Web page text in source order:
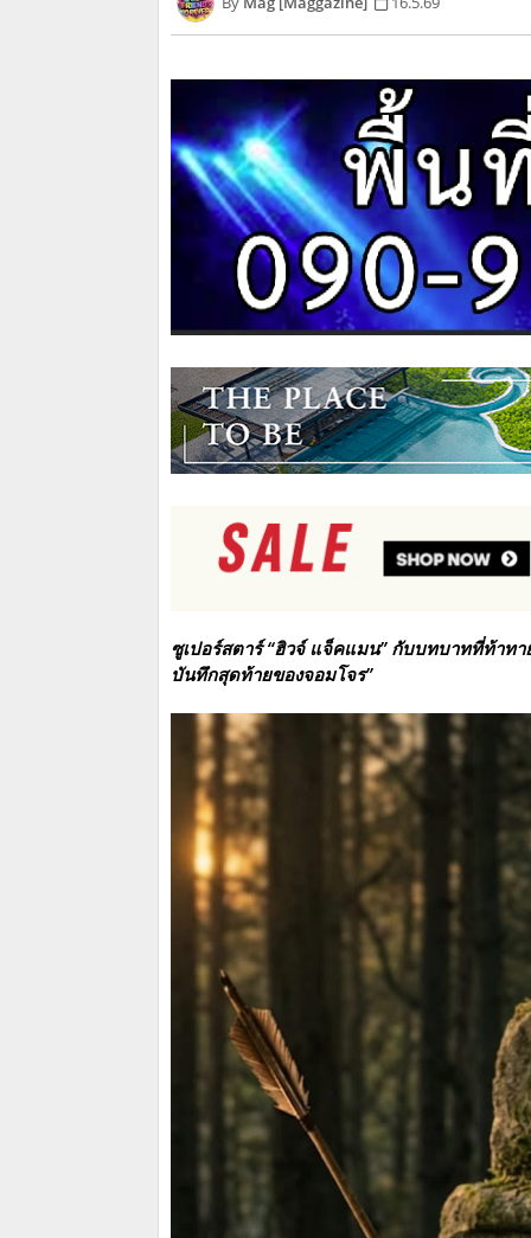
ซูเปอร์สตาร์ “ฮิวจ์ แจ็คแมน” กับบทบาทที่ท้าท
บันทึกสุดท้ายของจอมโจร”